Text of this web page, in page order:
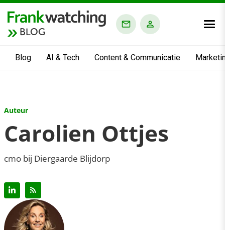
BLOG
Blog AI & Tech Content & Communicatie
Auteur
Carolien Ottjes
cmo bij Diergaarde Blijdorp